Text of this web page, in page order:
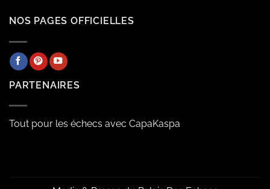
NOS PAGES OFFICIELLES
PARTENAIRES
Tout pour les échecs avec CapaKaspa